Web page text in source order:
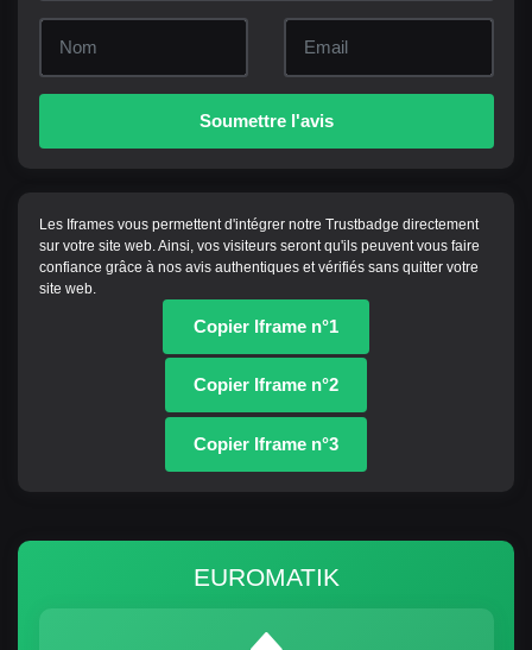
Soumettre l'avis
Les Iframes vous permettent d'intégrer notre Trustbadge directement
sur votre site web. Ainsi, vos visiteurs seront qu'ils peuvent vous faire
confiance grâce à nos avis authentiques et vérifiés sans quitter votre
site web.
Copier Iframe n°1
Copier Iframe n°2
Copier Iframe n°3
EUROMATIK